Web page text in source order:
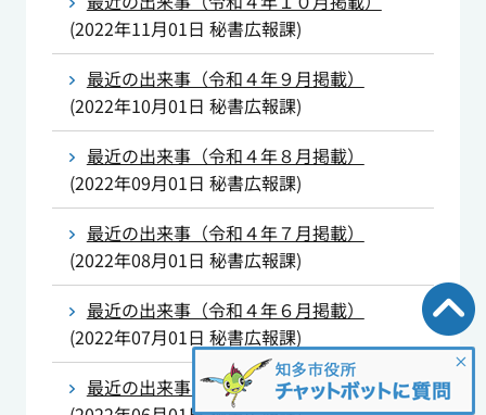
(2022年11月01日 秘書広報課)
最近の出来事（令和４年９月掲載）
(2022年10月01日 秘書広報課)
最近の出来事（令和４年８月掲載）
(2022年09月01日 秘書広報課)
最近の出来事（令和４年７月掲載）
(2022年08月01日 秘書広報課)
最近の出来事（令和４年６月掲載）
(2022年07月01日 秘書広報課)
最近の出来事（令和４年５月掲載）